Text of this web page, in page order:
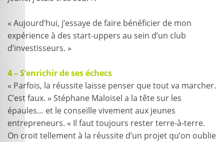
« Aujourd’hui, j’essaye de faire bénéficier de mon
expérience à des start-uppers au sein d’un club
d’investisseurs. »
4 – S’enrichir de ses échecs
« Parfois, la réussite laisse penser que tout va marcher.
C’est faux. » Stéphane Maloisel a la tête sur les
épaules… et le conseille vivement aux jeunes
entrepreneurs. « Il faut toujours rester terre-à-terre.
On croit tellement à la réussite d’un projet qu’on oublie